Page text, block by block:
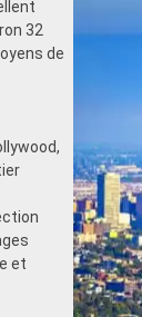
32
de
et